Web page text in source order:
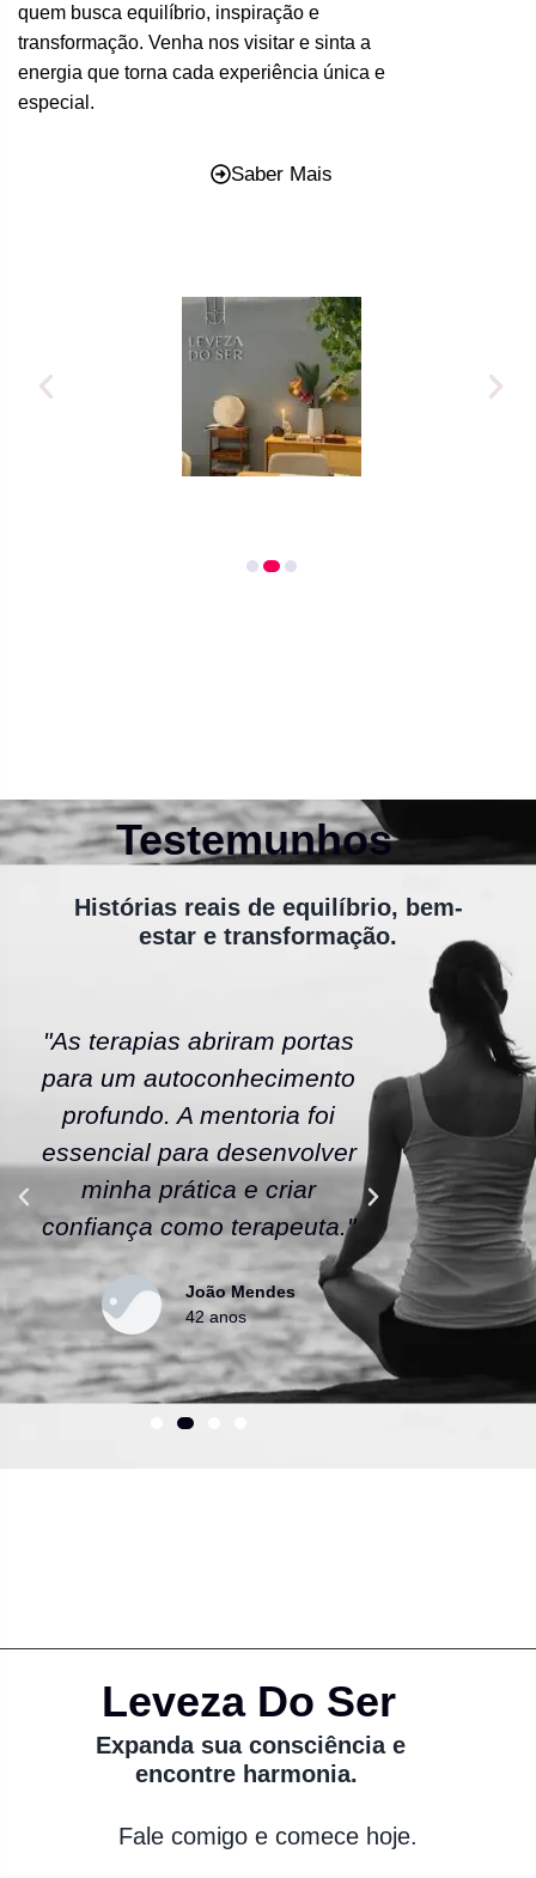
quem busca equilíbrio, inspiração e
transformação. Venha nos visitar e sinta a
energia que torna cada experiência única e
especial.
Saber Mais
Testemunhos
Histórias reais de equilíbrio, bem-
estar e transformação.
"As terapias abriram portas
para um autoconhecimento
profundo. A mentoria foi
essencial para desenvolver
minha prática e criar
confiança como terapeuta."
João Mendes
42 anos
"A
escola
As
uma
Leveza Do Ser
Expanda sua consciência e
encontre harmonia.
Fale comigo e comece hoje.